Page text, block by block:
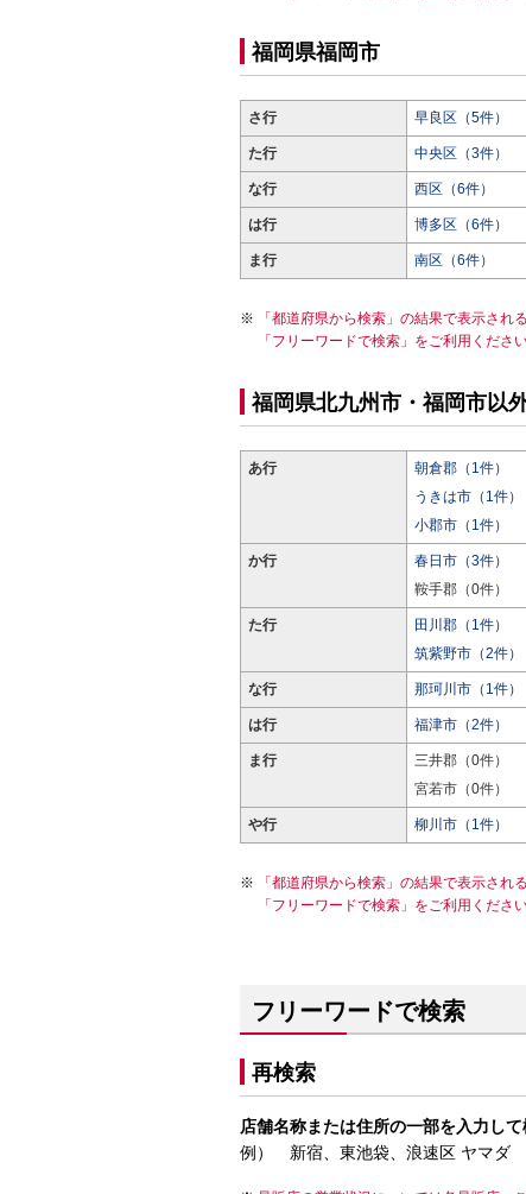
福岡県福岡市
さ行 早良区（5件）
た行 中央区（3件）
な行 西区（6件）
は行 博多区（6件）
ま行 南区（6件）
「都道府県から検索」の結果で表示さ
「フリーワードで検索」をご利用ください
福岡県北九州市・福岡市以
あ行 朝倉郡（1件）
うきは市（1件）
小郡市（1件）
か行 春日市（3件）
鞍手郡（0件）
た行 田川郡（1件）
筑紫野市（2件）
な行 那珂川市（1件）
は行 福津市（2件）
ま行 三井郡（0件）
宮若市（0件）
や行 柳川市（1件）
「都道府県から検索」の結果で表示さ
「フリーワードで検索」をご利用ください
フリーワードで検索
再検索
店舗名称または住所の一部を入力して
例） 新宿、東池袋、浪速区 ヤマダ